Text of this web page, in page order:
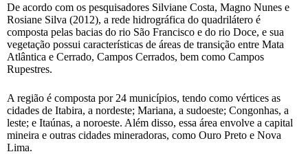
De acordo com os pesquisadores Silviane Costa, Magno Nunes e
Rosiane Silva (2012), a rede hidrográfica do quadrilátero é
composta pelas bacias do rio São Francisco e do rio Doce, e sua
vegetação possui características de áreas de transição entre Mata
Atlântica e Cerrado, Campos Cerrados, bem como Campos
Rupestres.
A região é composta por 24 municípios, tendo como vértices as
cidades de Itabira, a nordeste; Mariana, a sudoeste; Congonhas, a
leste; e Itaúnas, a noroeste. Além disso, essa área envolve a capital
mineira e outras cidades mineradoras, como Ouro Preto e Nova
Lima.